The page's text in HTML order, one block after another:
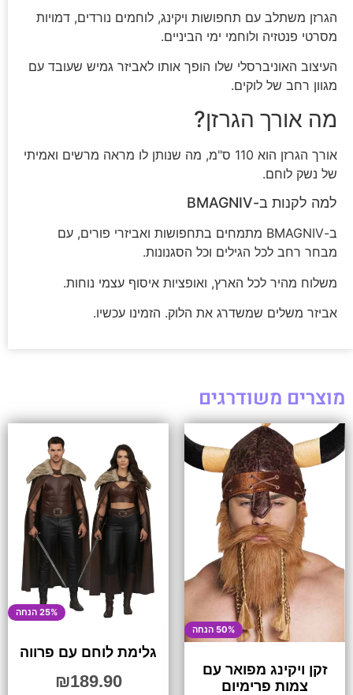
הגרזן משתלב עם תחפושות ויקינג, לוחמים נורדים, דמויות
מסרטי פנטזיה ולוחמי ימי הביניים.
העיצוב האוניברסלי שלו הופך אותו לאביזר גמיש שעובד עם
מגוון רחב של לוקים.
מה אורך הגרזן?
אורך הגרזן הוא 110 ס"מ, מה שנותן לו מראה מרשים ואמיתי
של נשק לוחם.
למה לקנות ב-BMAGNIV
ב-BMAGNIV מתמחים בתחפושות ואביזרי פורים, עם
מבחר רחב לכל הגילים וכל הסגנונות.
משלוח מהיר לכל הארץ, ואופציות איסוף עצמי נוחות.
אביזר משלים שמשדרג את הלוק. הזמינו עכשיו.
מוצרים משודרגים
50% הנחה
זקן ויקינג מפואר עם
צמות פרימיום
25% הנחה
גלימת לוחם עם פרווה
₪189.90